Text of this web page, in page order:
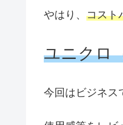
やはり、 コスト
ユニクロ
今回はビジネス